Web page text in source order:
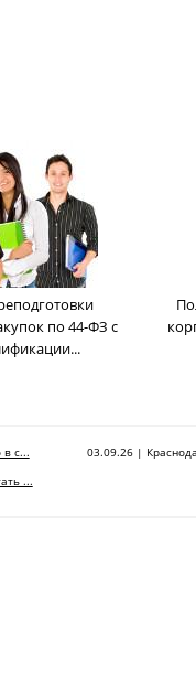
по 44-ФЗ с
в с... 03.09.26 |
...